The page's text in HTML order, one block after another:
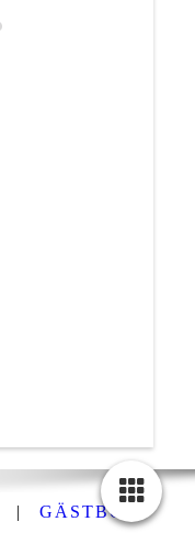
GÄSTBOK